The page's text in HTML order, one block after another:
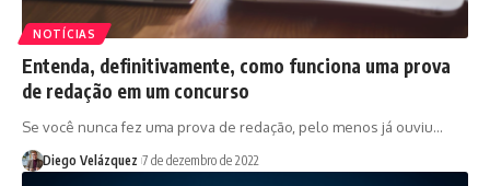
NOTÍCIAS
Entenda, definitivamente, como funciona uma prova
de redação em um concurso
Se você nunca fez uma prova de redação, pelo menos já ouviu…
Diego Velázquez 7 de dezembro de 2022